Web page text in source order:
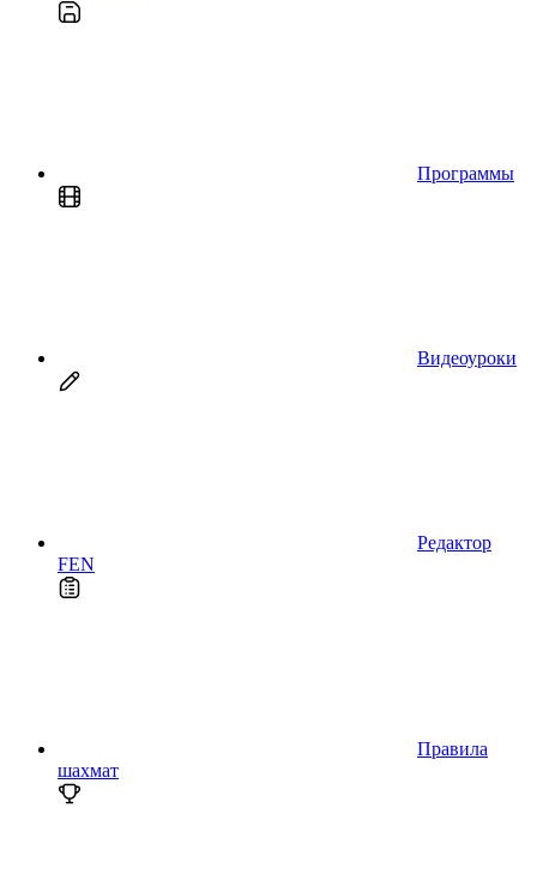
Программы
Видеоуроки
Редактор
FEN
Правила
шахмат